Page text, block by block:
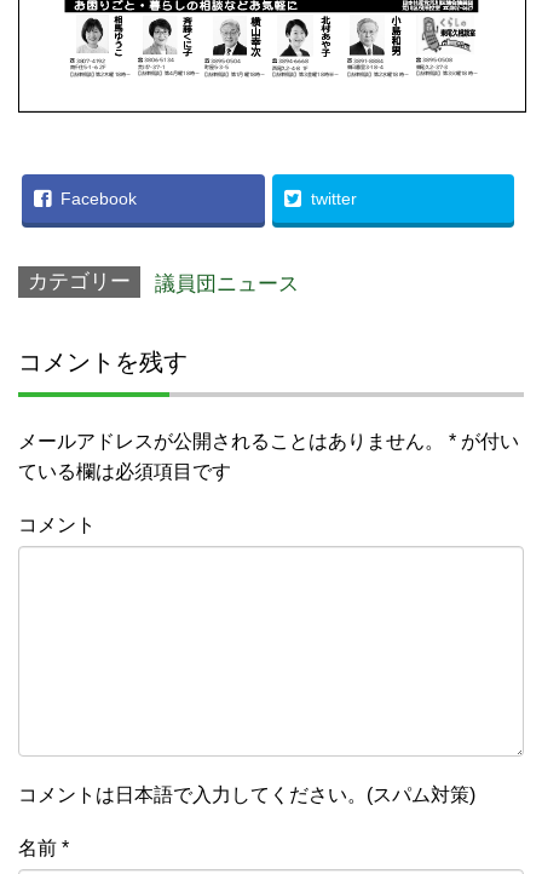
Facebook twitter
カテゴリー 議員団ニュース
コメントを残す
メールアドレスが公開されることはありません。 * が付い
ている欄は必須項目です
コメント
コメントは日本語で入力してください。(スパム対策)
名前 *